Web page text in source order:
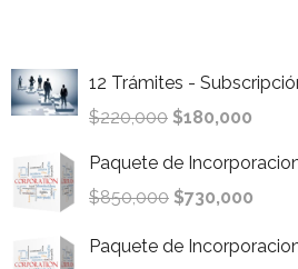
12 Trámites -
$220,000 $180,000
Paquete de
$850,000 $730,000
Paquete de